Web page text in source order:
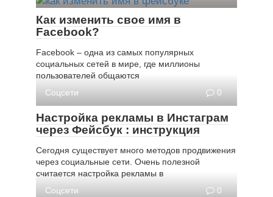
Как изменить свое имя в
Facebook?
Facebook – одна из самых популярных
социальных сетей в мире, где миллионы
пользователей общаются
Соцсети
0
Настройка рекламы в Инстаграм
через Фейсбук : инструкция
Сегодня существует много методов продвижения
через социальные сети. Очень полезной
считается настройка рекламы в
Соцсети
0